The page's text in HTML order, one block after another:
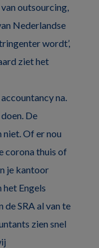
outsourcing,
Nederlandse
wordt’,
ziet het
na.
De
Of er nou
corona thuis of
je kantoor
het Engels
de SRA al van te
zien snel